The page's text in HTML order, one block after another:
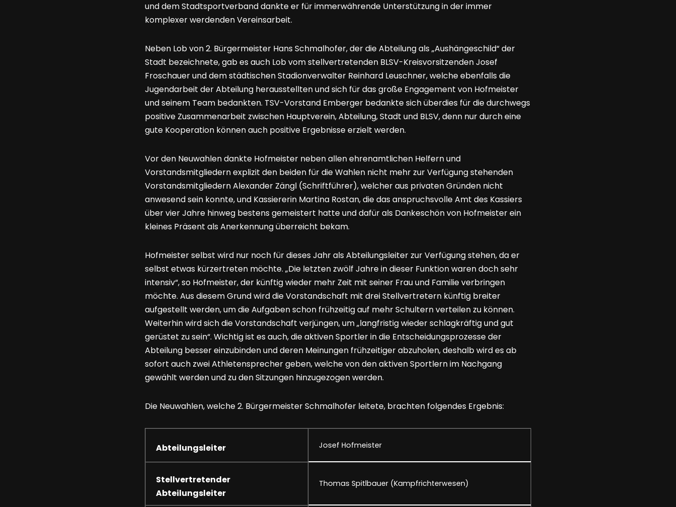
und dem Stadtsportverband dankte er für immerwährende Unterstützung in der immer
komplexer werdenden Vereinsarbeit.
Neben Lob von 2. Bürgermeister Hans Schmalhofer, der die Abteilung als „Aushängeschild“ der
Stadt bezeichnete, gab es auch Lob vom stellvertretenden BLSV-Kreisvorsitzenden Josef
Froschauer und dem städtischen Stadionverwalter Reinhard Leuschner, welche ebenfalls die
Jugendarbeit der Abteilung herausstellten und sich für das große Engagement von Hofmeister
und seinem Team bedankten. TSV-Vorstand Emberger bedankte sich überdies für die durchwegs
positive Zusammenarbeit zwischen Hauptverein, Abteilung, Stadt und BLSV, denn nur durch eine
gute Kooperation können auch positive Ergebnisse erzielt werden.
Vor den Neuwahlen dankte Hofmeister neben allen ehrenamtlichen Helfern und
Vorstandsmitgliedern explizit den beiden für die Wahlen nicht mehr zur Verfügung stehenden
Vorstandsmitgliedern Alexander Zängl (Schriftführer), welcher aus privaten Gründen nicht
anwesend sein konnte, und Kassiererin Martina Rostan, die das anspruchsvolle Amt des Kassiers
über vier Jahre hinweg bestens gemeistert hatte und dafür als Dankeschön von Hofmeister ein
kleines Präsent als Anerkennung überreicht bekam.
Hofmeister selbst wird nur noch für dieses Jahr als Abteilungsleiter zur Verfügung stehen, da er
selbst etwas kürzertreten möchte. „Die letzten zwölf Jahre in dieser Funktion waren doch sehr
intensiv“, so Hofmeister, der künftig wieder mehr Zeit mit seiner Frau und Familie verbringen
möchte. Aus diesem Grund wird die Vorstandschaft mit drei Stellvertretern künftig breiter
aufgestellt werden, um die Aufgaben schon frühzeitig auf mehr Schultern verteilen zu können.
Weiterhin wird sich die Vorstandschaft verjüngen, um „langfristig wieder schlagkräftig und gut
gerüstet zu sein“. Wichtig ist es auch, die aktiven Sportler in die Entscheidungsprozesse der
Abteilung besser einzubinden und deren Meinungen frühzeitiger abzuholen, deshalb wird es ab
sofort auch zwei Athletensprecher geben, welche von den aktiven Sportlern im Nachgang
gewählt werden und zu den Sitzungen hinzugezogen werden.
Die Neuwahlen, welche 2. Bürgermeister Schmalhofer leitete, brachten folgendes Ergebnis:
Abteilungsleiter Josef Hofmeister
Stellvertretender
Abteilungsleiter
Thomas Spitlbauer (Kampfrichterwesen)